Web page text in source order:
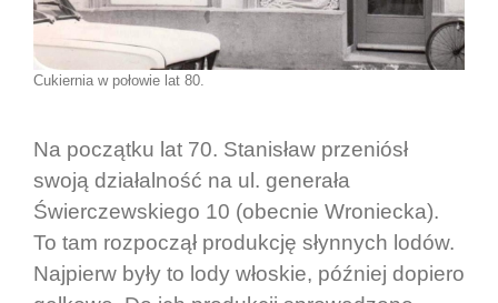
Cukiernia w połowie lat 80.
Na początku lat 70. Stanisław przeniósł
swoją działalność na ul. generała
Świerczewskiego 10 (obecnie Wroniecka).
To tam rozpoczął produkcję słynnych lodów.
Najpierw były to lody włoskie, później dopiero